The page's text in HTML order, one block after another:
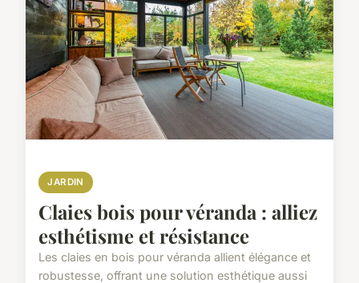
JARDIN
Claies bois pour véranda : alliez
esthétisme et résistance
Les claies en bois pour véranda allient élégance et
robustesse, offrant une solution esthétique aussi